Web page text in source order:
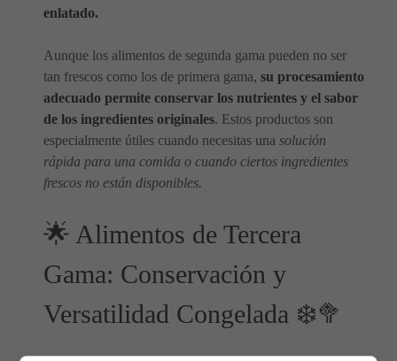
enlatado.
Aunque los alimentos de segunda gama pueden no ser
tan frescos como los de primera gama, su procesamiento
adecuado permite conservar los nutrientes y el sabor
de los ingredientes originales. Estos productos son
especialmente útiles cuando necesitas una solución
rápida para una comida o cuando ciertos ingredientes
frescos no están disponibles.
🌟 Alimentos de Tercera
Gama: Conservación y
Versatilidad Congelada ❄️🥦